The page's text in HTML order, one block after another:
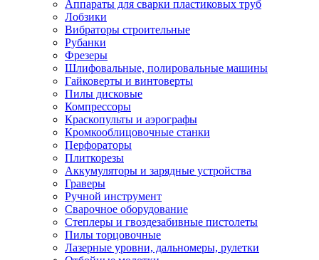
Аппараты для сварки пластиковых труб
Лобзики
Вибраторы строительные
Рубанки
Фрезеры
Шлифовальные, полировальные машины
Гайковерты и винтоверты
Пилы дисковые
Компрессоры
Краскопульты и аэрографы
Кромкооблицовочные станки
Перфораторы
Плиткорезы
Аккумуляторы и зарядные устройства
Граверы
Ручной инструмент
Сварочное оборудование
Степлеры и гвоздезабивные пистолеты
Пилы торцовочные
Лазерные уровни, дальномеры, рулетки